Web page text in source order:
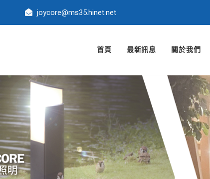
joycore@ms35.hinet.net
首頁 最新訊息 關於我們